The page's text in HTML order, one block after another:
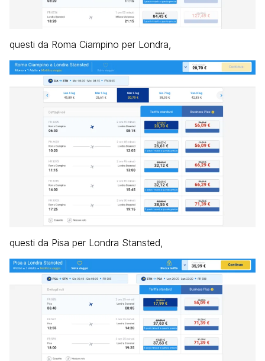
questi da Roma Ciampino per Londra,
questi da Pisa per Londra Stansted,